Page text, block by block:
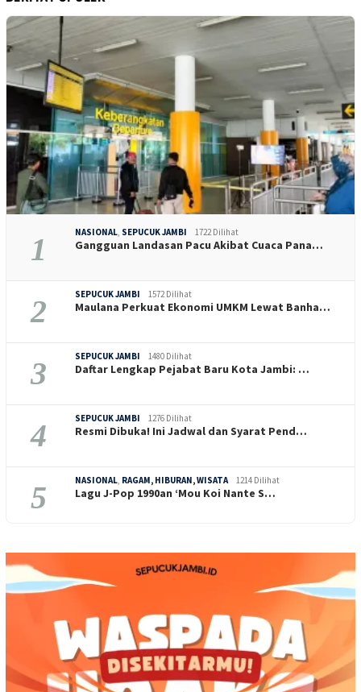
1 NASIONAL, SEPUCUK JAMBI 1722 Dilihat
Gangguan Landasan Pacu Akibat Cuaca Pana…
2 SEPUCUK JAMBI 1572 Dilihat
Maulana Perkuat Ekonomi UMKM Lewat Banha…
3 SEPUCUK JAMBI 1480 Dilihat
Daftar Lengkap Pejabat Baru Kota Jambi: …
4 SEPUCUK JAMBI 1276 Dilihat
Resmi Dibuka! Ini Jadwal dan Syarat Pend…
5 NASIONAL, RAGAM, HIBURAN, WISATA 1214 Dilihat
Lagu J-Pop 1990an ‘Mou Koi Nante S…